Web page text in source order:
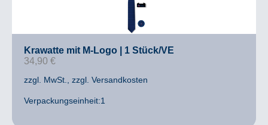
Krawatte mit M-Logo | 1 Stück/VE
34,90 €
Verpackungseinheit:1
zzgl. MwSt. , zzgl. Versandkosten